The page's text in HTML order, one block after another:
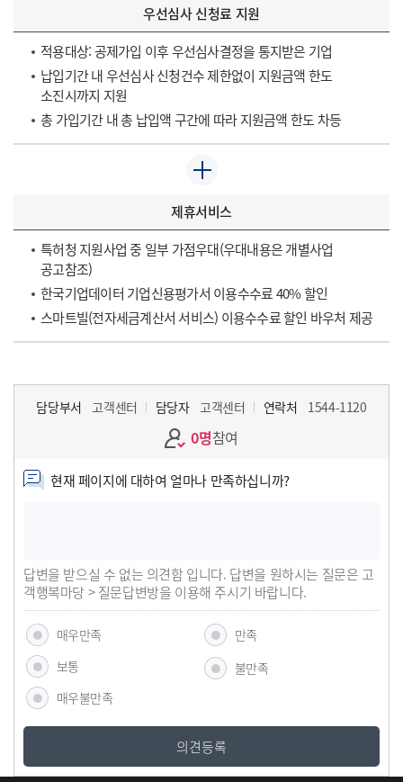
우선심사 신청료 지원
적용대상: 공제가입 이후 우선심사결정을 통지받은 기업
납입기간 내 우선심사 신청건수 제한없이 지원금액 한도
소진시까지 지원
총 가입기간 내 총 납입액 구간에 따라 지원금액 한도 차등
제휴서비스
특허청 지원사업 중 일부 가점우대(우대내용은 개별사업
공고참조)
한국기업데이터 기업신용평가서 이용수수료 40% 할인
스마트빌(전자세금계산서 서비스) 이용수수료 할인 바우처 제공
담당부서 고객센터 담당자 고객센터 연락처 1544-1120
0명참여
현재 페이지에 대하여 얼마나 만족하십니까?
답변을 받으실 수 없는 의견함 입니다. 답변을 원하시는 질문은 고
객행복마당 > 질문답변방을 이용해 주시기 바랍니다.
매우만족
만족
보통
불만족
매우불만족
의견등록